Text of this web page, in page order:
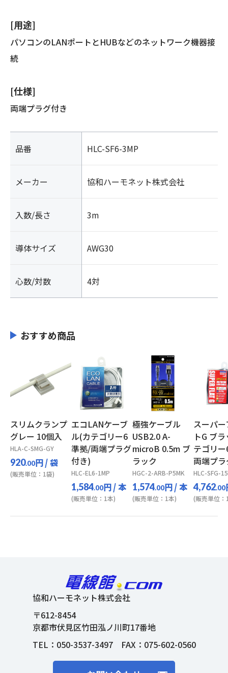
[用途]
パソコンのLANポートとHUBなどのネットワーク機器接
続
[仕様]
両端プラグ付き
品番 HLC-SF6-3MP
メーカー 協和ハーモネット株式会社
入数/長さ 3m
導体サイズ AWG30
心数/対数 4対
おすすめ商品
スリムクランプ
グレー 10個入
HLA-C-SMG-GY
920.00円/ 袋
(販売単位：1袋)
エコLANケーブ
ル(カテゴリー6
準拠/両端プラグ
付き)
HLC-EL6-1MP
1,584.00円/ 本
(販売単位：1本)
極強ケーブル
USB2.0 A-
microB 0.5m ブ
ラック
HGC-2-ARB-P5MK
1,574.00円/ 本
(販売単位：1本)
スーパ
トG ブ
テゴリ
両端プ
HLC-SFG-
4,762.00
(販売単位：
協和ハーモネット株式会社
〒612-8454
京都市伏見区竹田泓ノ川町17番地
TEL： 050-3537-3497FAX：075-602-0560